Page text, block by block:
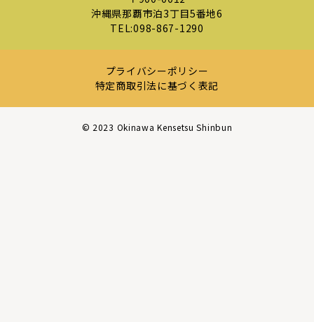
沖縄県那覇市泊3丁目5番地6
TEL:098-867-1290
プライバシーポリシー
特定商取引法に基づく表記
©︎ 2023 Okinawa Kensetsu Shinbun